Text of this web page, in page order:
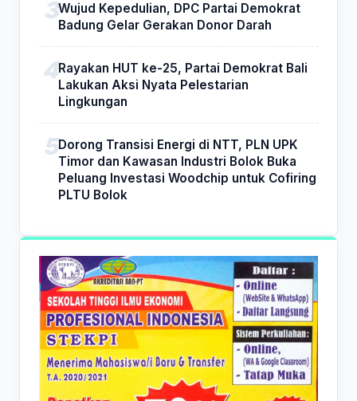
Wujud Kepedulian, DPC Partai Demokrat
Badung Gelar Gerakan Donor Darah
Rayakan HUT ke-25, Partai Demokrat Bali
Lakukan Aksi Nyata Pelestarian
Lingkungan
Dorong Transisi Energi di NTT, PLN UPK
Timor dan Kawasan Industri Bolok Buka
Peluang Investasi Woodchip untuk Cofiring
PLTU Bolok